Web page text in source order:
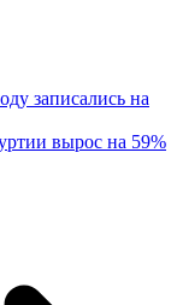
записались на
вырос на 59%